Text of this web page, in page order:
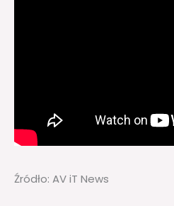
Źródło: AV iT News